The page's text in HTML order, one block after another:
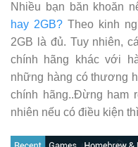
Nhiều bạn băn khoăn
hay 2GB? Theo kinh
2GB là đủ. Tuy nhiên,
chính hãng khác với
những hàng có thương
chính hãng..Đừng ham
nhiên nếu có điều kiện